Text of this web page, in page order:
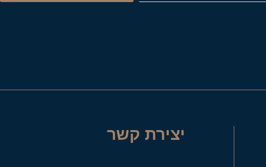
יצירת קשר